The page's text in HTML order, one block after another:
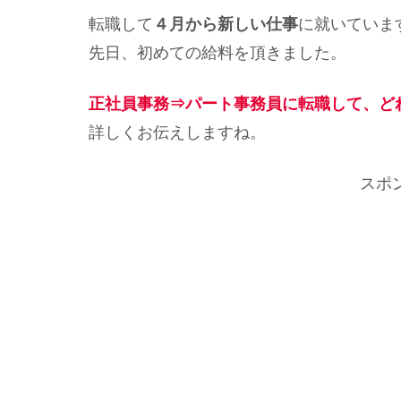
転職して ４月から新しい仕事に就いていま
先日、初めての給料を頂きました。
正社員事務⇒パート事務員に転職して、ど
詳しくお伝えしますね。
スポ